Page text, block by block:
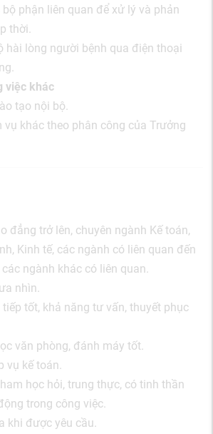
phận liên quan để xử lý và phản
thời.
hài lòng người bệnh qua điện thoại
việc khác
tạo nội bộ.
vụ khác theo phân công của Trưởng
đẳng trở lên, chuyên ngành Kế toán,
Kinh tế, các ngành có liên quan đến
ngành khác có liên quan.
nhìn.
tốt, khả năng tư vấn, thuyết phục
văn phòng, đánh máy tốt.
vụ kế toán.
học hỏi, trung thực, có tinh thần
trong công việc.
khi được yêu cầu.